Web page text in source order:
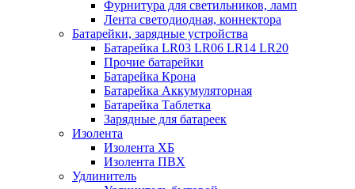
Фурнитура для светильников, ламп
Лента светодиодная, коннектора
Батарейки, зарядные устройства
Батарейка LR03 LR06 LR14 LR20
Прочие батарейки
Батарейка Крона
Батарейка Аккумуляторная
Батарейка Таблетка
Зарядные для батареек
Изолента
Изолента ХБ
Изолента ПВХ
Удлинитель